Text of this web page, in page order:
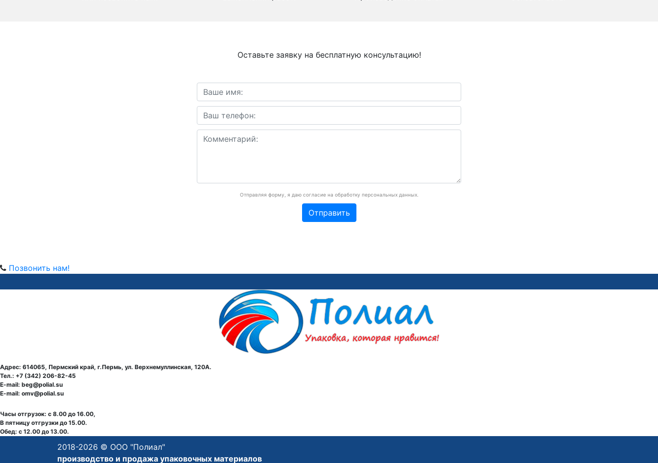
Оставьте заявку на бесплатную консультацию!
Отправляя форму, я даю согласие на обработку персональных данных.
Позвонить нам!
Адрес: 614065, Пермский край, г.Пермь, ул. Верхнемуллинская, 120А.
Тел.: +7 (342) 206-82-45
E-mail: beg@polial.su
E-mail: omv@polial.su
Часы отгрузок: с 8.00 до 16.00,
В пятницу отгрузки до 15.00.
Обед: с 12.00 до 13.00.
2018-2026 © ООО "Полиал"
производство и продажа упаковочных материалов